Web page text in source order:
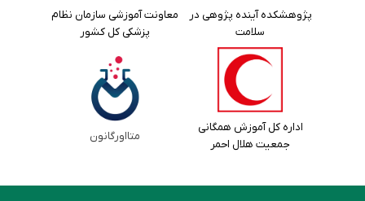
پژوهشکده آینده پژوهی در
سلامت
معاونت آموزشی سازمان نظام
پزشکی کل کشور
اداره کل آموزش همگانی
جمعیت هلال احمر
متااورگانون